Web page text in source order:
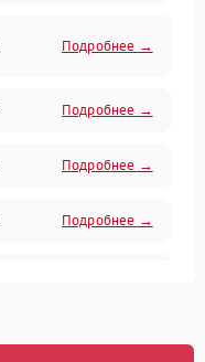
Подробнее →
Подробнее →
Подробнее →
Подробнее →